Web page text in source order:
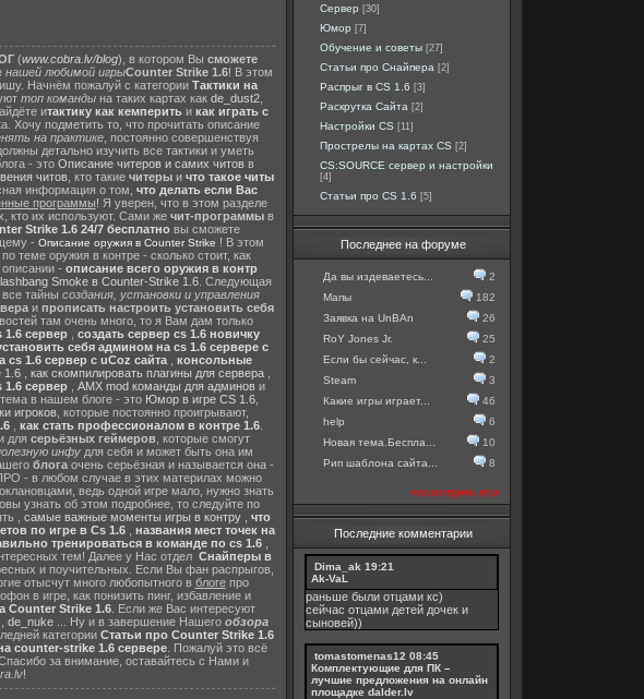
(www.cobra.lv/blog), в котором Вы сможете
нашей любимой игрыCounter Strike 1.6! В этом
Начнём пожалуй с категории Тактики на
топ командына таких картах как de_dust2,
итактику как кемперитьи как играть с
Хочу подметить то, что прочитать описание
на практике, постоянно совершенствуя
детально изучить все тактики и уметь
- это Описание читеров и самих читов в
читов , кто такие читеры и что такое читы
информация о том, что делать если Вас
программы! Я уверен, что в этом разделе
кто их используют. Сами же чит-программыв
Strike 1.6 24/7 бесплатновы сможете
- Описание оружия в Counter Strike ! В этом
теме оружия в контре - сколько стоит, как
- описание всего оружия в контр
Smoke в Counter-Strike 1.6 . Следующая
все тайны создания, установки и управления
и прописать настроить установить себя
там очень много, то я Вам дам только
1.6 сервер
создать сервер cs 1.6 новичку
себя админом на cs 1.6 сервере с
cs 1.6 сервер с uCoz сайта, консольные
1.6 как скомпилировать плагины для сервера
1.6 сервер, AMX mod команды для админови
в нашем блоге - это Юмор в игре CS 1.6
игроков , которые постоянно проигрывают,
как стать профессионалом в контре 1.6
для серьёзных геймеров , которые смогут
инфу для себя и может быть она им
блогаочень серьёзная и называется она -
- в любом случае в этих материлах можно
ведь одной игре мало, нужно знать
узнать об этом подробнее, то следуйте по
, самые важные моменты игры в контру, что
по игре в Cs 1.6
названия мест точек на
тренироваться в команде по cs 1.6,
тем! Далее у Нас отдел Снайперы в
и поучительных. Если Вы фан распрыгов,
отысчут много любопытного в блогепро
в игре, как понизить пинг, избавление и
Counter Strike 1.6 . Если же Вас интересуют
de_nuke... Ну и в завершение Нашего обзора
категории Статьи про Counter Strike 1.6
counter-strike 1.6 сервере. Пожалуй это всё
за внимание, оставайтесь с Нами и
!
Сервер [30]
Юмор [7]
Обучение и советы [27]
Статьи про Снайпера [2]
Распрыг в CS 1.6 [3]
Раскрутка Сайта [2]
Настройки CS [11]
Прострелы на картах CS [2]
CS:SOURCE сервер и настройки
[4]
Статьи про CS 1.6 [5]
Последнее на форуме
Да вы издеваетесь...
2
Мапы
182
Заявка на UnBAn
26
RoY Jones Jr.
25
Если бы сейчас, к...
2
Steam
3
Какие игры играет...
46
help
6
Новая тема.Беспла...
10
Рип шаблона сайта...
8
посмотреть все
Последние комментарии
Dima_ak 19:21
Ak-VaL
раньше были отцами кс)
сейчас отцами детей дочек и
сыновей))
tomastomenas12 08:45
Комплектующие для ПК –
лучшие предложения на онлайн
площадке dalder.lv